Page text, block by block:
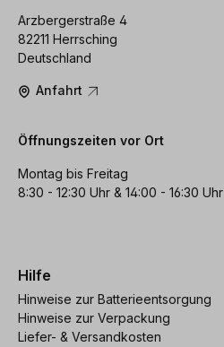
Arzbergerstraße 4
82211 Herrsching
Deutschland
Anfahrt
Öffnungszeiten vor Ort
Montag bis Freitag
8:30 - 12:30 Uhr & 14:00 - 16:30 Uhr
Hilfe
Hinweise zur Batterieentsorgung
Hinweise zur Verpackung
Liefer- & Versandkosten